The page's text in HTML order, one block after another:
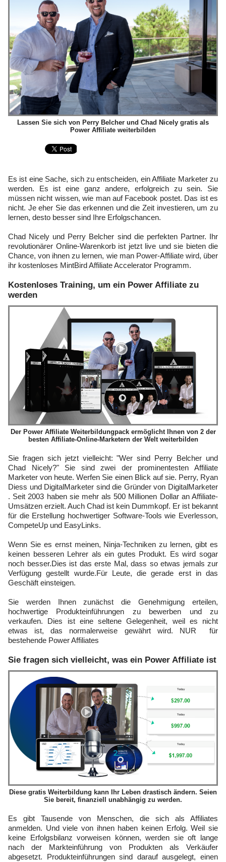
Lassen Sie sich von Perry Belcher und Chad Nicely gratis als
Power Affiliate weiterbilden
Es ist eine Sache, sich zu entscheiden, ein Affiliate Marketer zu
werden. Es ist eine ganz andere, erfolgreich zu sein. Sie
müssen nicht wissen, wie man auf Facebook postet. Das ist es
nicht. Je eher Sie das erkennen und die Zeit investieren, um zu
lernen, desto besser sind Ihre Erfolgschancen.
Chad Nicely und Perry Belcher sind die perfekten Partner. Ihr
revolutionärer Online-Warenkorb ist jetzt live und sie bieten die
Chance, von ihnen zu lernen, wie man Power-Affiliate wird, über
ihr kostenloses MintBird Affiliate Accelerator Programm.
Kostenloses Training, um ein Power Affiliate zu
werden
Der Power Affiliate Weiterbildungpack ermöglicht Ihnen von 2 der
besten Affiliate-Online-Marketern der Welt weiterbilden
Sie fragen sich jetzt vielleicht: "Wer sind Perry Belcher und
Chad Nicely?" Sie sind zwei der prominentesten Affiliate
Marketer von heute. Werfen Sie einen Blick auf sie. Perry, Ryan
Diess und DigitalMarketer sind die Gründer von DigitalMarketer
. Seit 2003 haben sie mehr als 500 Millionen Dollar an Affiliate-
Umsätzen erzielt. Auch Chad ist kein Dummkopf. Er ist bekannt
für die Erstellung hochwertiger Software-Tools wie Everlesson,
CompeteUp und EasyLinks.
Wenn Sie es ernst meinen, Ninja-Techniken zu lernen, gibt es
keinen besseren Lehrer als ein gutes Produkt. Es wird sogar
noch besser.Dies ist das erste Mal, dass so etwas jemals zur
Verfügung gestellt wurde.Für Leute, die gerade erst in das
Geschäft einsteigen.
Sie werden Ihnen zunächst die Genehmigung erteilen,
hochwertige Produkteinführungen zu bewerben und zu
verkaufen. Dies ist eine seltene Gelegenheit, weil es nicht
etwas ist, das normalerweise gewährt wird. NUR für
bestehende Power Affiliates
Sie fragen sich vielleicht, was ein Power Affiliate ist
Diese gratis Weiterbildung kann Ihr Leben drastisch ändern. Seien
Sie bereit, finanziell unabhängig zu werden.
Es gibt Tausende von Menschen, die sich als Affiliates
anmelden. Und viele von ihnen haben keinen Erfolg. Weil sie
keine Erfolgsbilanz vorweisen können, werden sie oft lange
nach der Markteinführung von Produkten als Verkäufer
abgesetzt. Produkteinführungen sind darauf ausgelegt, einen